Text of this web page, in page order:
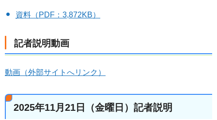
資料（PDF：3,872KB）
記者説明動画
動画（外部サイトへリンク）
2025年11月21日（金曜日）記者説明